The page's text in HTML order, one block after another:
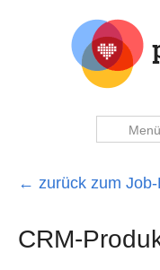
Menü
← zurück zum Job-
CRM-